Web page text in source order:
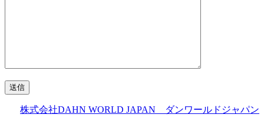
株式会社DAHN WORLD JAPAN ダンワールドジャパン